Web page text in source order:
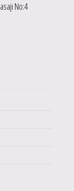
No:4